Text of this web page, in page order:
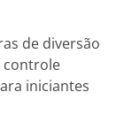
de diversão
controle
iniciantes